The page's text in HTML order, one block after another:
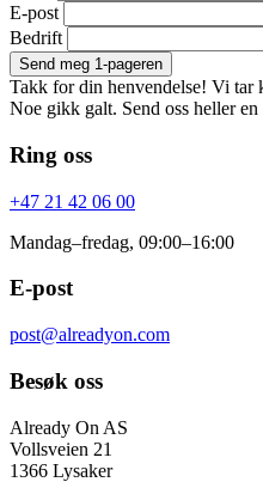
E-post
Bedrift
Send meg 1-pageren
Takk for din henvendelse! Vi tar
Noe gikk galt. Send oss heller en
Ring oss
+47 21 42 06 00
Mandag–fredag, 09:00–16:00
E-post
post@alreadyon.com
Besøk oss
Already On AS
Vollsveien 21
1366 Lysaker